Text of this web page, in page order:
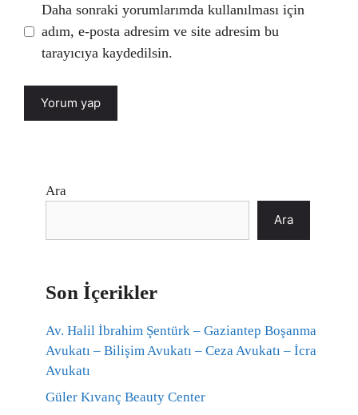
Daha sonraki yorumlarımda kullanılması için
adım, e-posta adresim ve site adresim bu
tarayıcıya kaydedilsin.
Ara
Ara
Son İçerikler
Av. Halil İbrahim Şentürk – Gaziantep Boşanma
Avukatı – Bilişim Avukatı – Ceza Avukatı – İcra
Avukatı
Güler Kıvanç Beauty Center